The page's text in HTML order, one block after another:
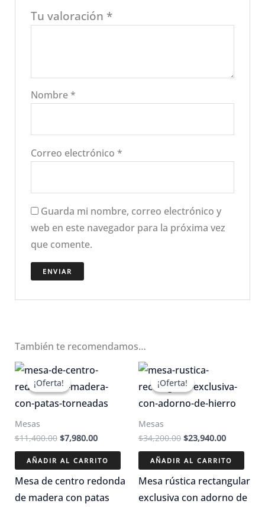
Tu valoración *
Nombre *
Correo electrónico *
Guarda mi nombre, correo electrónico y
web en este navegador para la próxima vez
que comente.
También te recomendamos…
¡Oferta!
¡Oferta!
Mesas
$11,400.00 El
original
era:
$11,400.00.
$7,980.00El
actual
es:
$7,980.00.
AÑADIR AL CARRITO
Mesa de centro redonda
de madera con patas
¡Oferta!
¡Oferta!
Mesas
$34,200.00 El
original
era:
$34,200.00.
$23,940.00El
actual
es:
AÑADIR AL CARRITO
Mesa rústica rectangular
exclusiva con adorno de